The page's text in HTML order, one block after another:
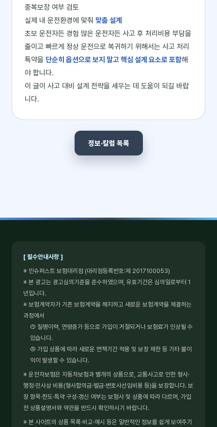
중복보장 여부 검토
실제 내 운전환경에 맞춰 맞춤 설계
초보 운전자든 경험 많은 운전자든 사고 후 처리비용 부담을
줄이고 빠르게 정상 운전으로 복귀하기 위해서는 사고 처리
특약을 단순히 옵션으로 보지 말고 핵심 설계 요소로 포함해
야 합니다.
이 글이 사고 대비 설계 전략을 세우는 데 도움이 되길 바랍
니다.
정보·칼럼 목록
[ 필수안내사항 ]
※ 인슈퍼스트 보험대리점 (대리점등록번호:제 2017100053)
※ 본 광고는 광고심의기준을 준수하였으며, 유효기간은 심의일로부터 1
년입니다.
※ 보험계약자가 기존 보험계약을 해지하고 새로운 보험계약을 체결하는
과정에서
① 질병이력, 연령증가 등으로 가입이 거절되거나 보험료가 인상될 수
있습니다.
② 가입 상품에 따라 새로운 면책기간 적용 및 보장 제한 등 기타 불이
익이 발생할 수 있습니다.
※ 운전자보험은 자동차보험과 별개의 상품으로, 교통사고로 인한 형사·
행정·민사상 비용(형사합의금·벌금·변호사선임비용 등)을 보장합니다. 보
장 항목·한도·특약 구성·갱신 여부는 보험사 및 상품에 따라 다르며, 가입
전 상품설명서와 약관을 반드시 확인하시기 바랍니다.
※ 본 사이트의 상품 목록·비교·예시 등은 일반적인 정보를 쉽게 보여주기